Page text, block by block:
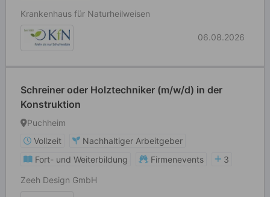
Krankenhaus für Naturheilweisen
06.08.2026
Schreiner oder Holztechniker (m/w/d) in der
Konstruktion
Puchheim
Vollzeit
Nachhaltiger Arbeitgeber
Fort- und Weiterbildung
Firmenevents
3
Zeeh Design GmbH